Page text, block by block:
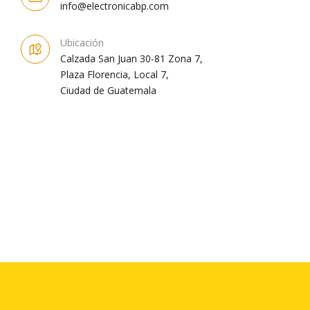
info@electronicabp.com
Ubicación
Calzada San Juan 30-81 Zona 7,
Plaza Florencia, Local 7,
Ciudad de Guatemala